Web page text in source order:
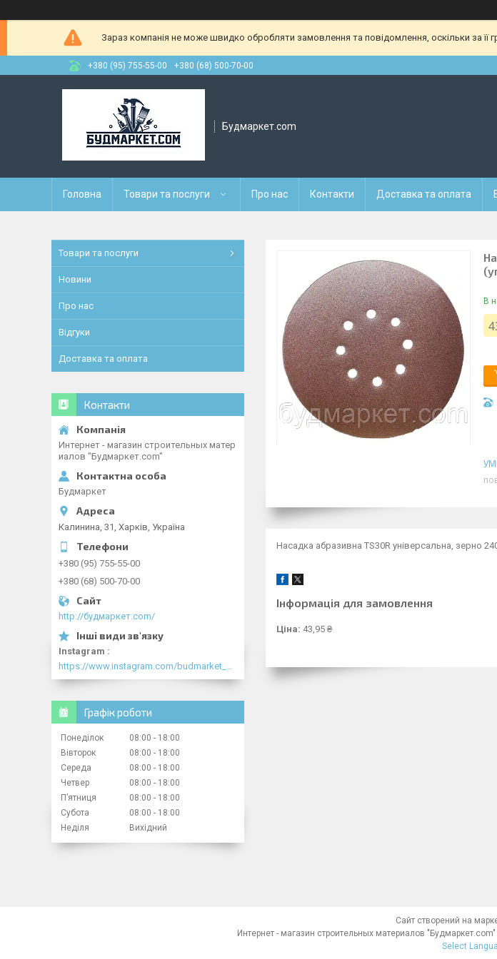
Зараз компанія не може швидко обробляти замовлення та повідомлення, оскільки за
+380 (95) 755-55-00 +380 (68) 500-70-00
Будмаркет.com
Головна Товари та послуги Про нас Контакти Доставка та оплата
В
Насадка абразивна TS30R універсальна, зерно
Інформація для замовлення
Ціна: 43,95 ₴
Товари та послуги
Новини
Про нас
Відгуки
Доставка та оплата
Контакти
Интернет - магазин строительных матер
иалов "Будмаркет.com"
Будмаркет
Калинина, 31, Харків, Україна
+380 (95) 755-55-00
+380 (68) 500-70-00
http://будмаркет.com/
Instagram
Графік роботи
Понеділок 08:00
18:00
Вівторок
08:00
18:00
Середа
08:00
18:00
Четвер
08:00
18:00
Пʼятниця
08:00
18:00
Субота
08:00
18:00
Неділя
Вихідний
Сайт створений на
Select